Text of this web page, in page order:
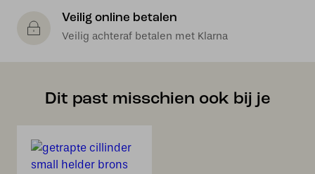
Veilig online betalen
Veilig achteraf betalen met Klarna
Dit past misschien ook bij je